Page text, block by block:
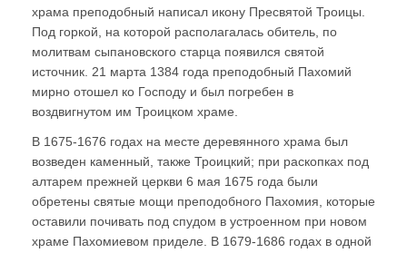
храма преподобный написал икону Пресвятой Троицы.
Под горкой, на которой располагалась обитель, по
молитвам сыпановского старца появился святой
источник. 21 марта 1384 года преподобный Пахомий
мирно отошел ко Господу и был погребен в
воздвигнутом им Троицком храме.
В 1675-1676 годах на месте деревянного храма был
возведен каменный, также Троицкий; при раскопках под
алтарем прежней церкви 6 мая 1675 года были
обретены святые мощи преподобного Пахомия, которые
оставили почивать под спудом в устроенном при новом
храме Пахомиевом приделе. В 1679-1686 годах в одной